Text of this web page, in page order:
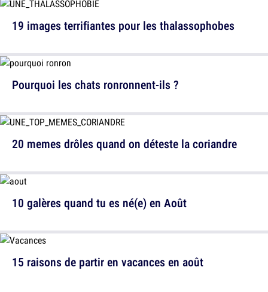
Pourquoi les chats ronronnent-ils ?
10 galères quand tu es né(e) en Août
19 images terrifiantes pour les thalassophobes
20 memes drôles quand on déteste la coriandre
15 raisons de partir en vacances en août